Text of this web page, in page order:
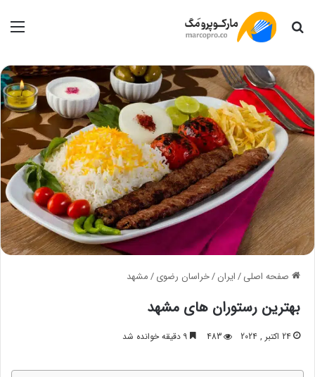
جستجو
صفحه اصلی/ایران/خراسان رضوی/مشهد
بهترین رستوران های مشهد
24 اکتبر , 2024 483